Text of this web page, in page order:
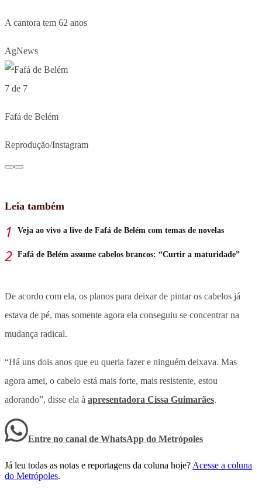
A cantora tem 62 anos
AgNews
7 de 7
Fafá de Belém
Reprodução/Instagram
Leia também
Veja ao vivo a live de Fafá de Belém com temas de novelas
Fafá de Belém assume cabelos brancos: “Curtir a maturidade”
De acordo com ela, os planos para deixar de pintar os cabelos já
estava de pé, mas somente agora ela conseguiu se concentrar na
mudança radical.
“Há uns dois anos que eu queria fazer e ninguém deixava. Mas
agora amei, o cabelo está mais forte, mais resistente, estou
adorando”, disse ela à apresentadora Cissa Guimarães.
Entre no canal de WhatsApp do Metrópoles
Já leu todas as notas e reportagens da coluna hoje? Acesse a coluna
do Metrópoles.